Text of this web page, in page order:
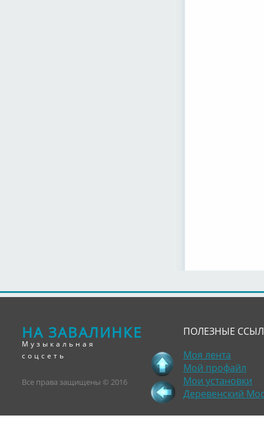
НА ЗАВАЛИНКЕ
Музыкальная
соцсеть
Все права защищены © 2016
ПОЛЕЗНЫЕ
Моя лента
Мой профайл
Мои установки
Деревенский